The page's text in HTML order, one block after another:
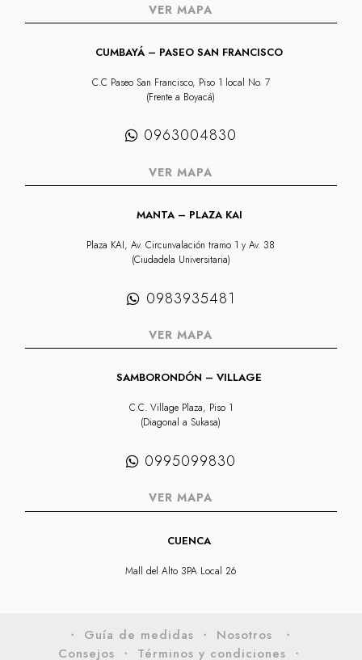
VER MAPA
CUMBAYÁ – PASEO SAN FRANCISCO
C.C Paseo San Francisco, Piso 1 local No. 7
(Frente a Boyacá)
0963004830
VER MAPA
MANTA – PLAZA KAI
Plaza KAI, Av. Circunvalación tramo 1 y Av. 38
(Ciudadela Universitaria)
0983935481
VER MAPA
SAMBORONDÓN – VILLAGE
C.C. Village Plaza, Piso 1
(Diagonal a Sukasa)
0995099830
VER MAPA
CUENCA
Mall del Alto 3PA Local 26
・ Guía de medidas ・ Nosotros
・
Consejos ・ Términos y condiciones ・